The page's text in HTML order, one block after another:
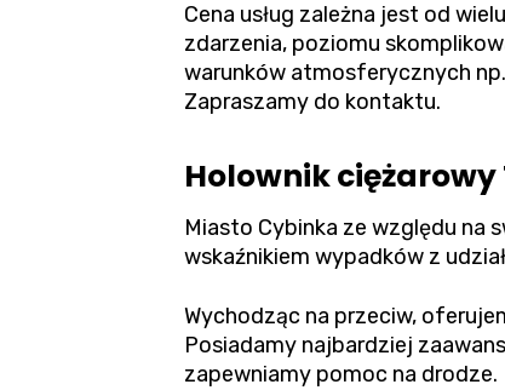
Cena usług zależna jest od
zdarzenia, poziomu
warunków atmosferycznych
Zapraszamy do kontaktu.
Holownik
Miasto Cybinka ze względu na
wskaźnikiem wypadków z
Wychodząc na przeciw,
Posiadamy najbardziej
zapewniamy pomoc na drodze.